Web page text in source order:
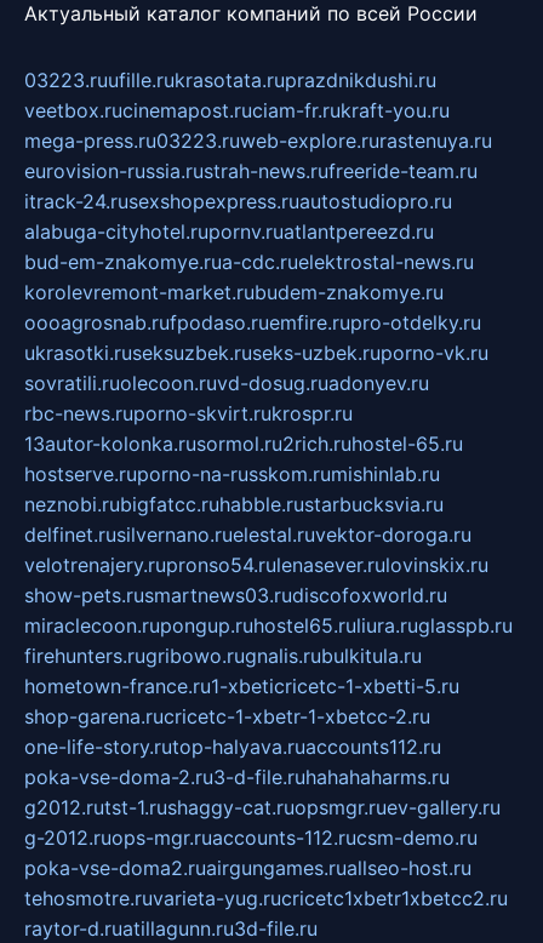
Актуальный каталог компаний по всей России
03223.ruufille.rukrasotata.ruprazdnikdushi.ru
veetbox.rucinemapost.ruciam-fr.rukraft-you.ru
mega-press.ru03223.ruweb-explore.rurastenuya.ru
eurovision-russia.rustrah-news.rufreeride-team.ru
itrack-24.rusexshopexpress.ruautostudiopro.ru
alabuga-cityhotel.rupornv.ruatlantpereezd.ru
bud-em-znakomye.rua-cdc.ruelektrostal-news.ru
korolevremont-market.rubudem-znakomye.ru
oooagrosnab.rufpodaso.ruemfire.rupro-otdelky.ru
ukrasotki.ruseksuzbek.ruseks-uzbek.ruporno-vk.ru
sovratili.ruolecoon.ruvd-dosug.ruadonyev.ru
rbc-news.ruporno-skvirt.rukrospr.ru
13autor-kolonka.rusormol.ru2rich.ruhostel-65.ru
hostserve.ruporno-na-russkom.rumishinlab.ru
neznobi.rubigfatcc.ruhabble.rustarbucksvia.ru
delfinet.rusilvernano.ruelestal.ruvektor-doroga.ru
velotrenajery.rupronso54.rulenasever.rulovinskix.ru
show-pets.rusmartnews03.rudiscofoxworld.ru
miraclecoon.rupongup.ruhostel65.ruliura.ruglasspb.ru
firehunters.rugribowo.rugnalis.rubulkitula.ru
hometown-france.ru1-xbeticricetc-1-xbetti-5.ru
shop-garena.rucricetc-1-xbetr-1-xbetcc-2.ru
one-life-story.rutop-halyava.ruaccounts112.ru
poka-vse-doma-2.ru3-d-file.ruhahahaharms.ru
g2012.rutst-1.rushaggy-cat.ruopsmgr.ruev-gallery.ru
g-2012.ruops-mgr.ruaccounts-112.rucsm-demo.ru
poka-vse-doma2.ruairgungames.ruallseo-host.ru
tehosmotre.ruvarieta-yug.rucricetc1xbetr1xbetcc2.ru
raytor-d.ruatillagunn.ru3d-file.ru